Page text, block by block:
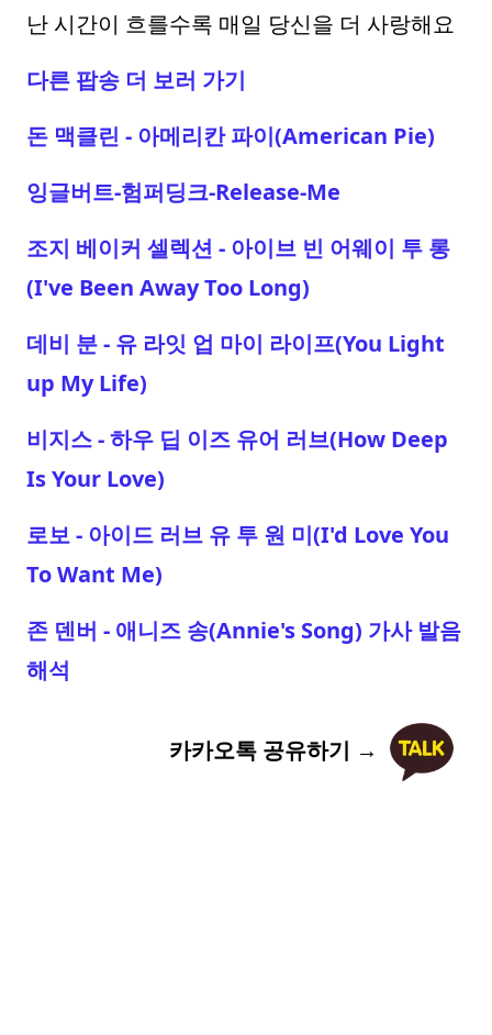
난 시간이 흐를수록 매일 당신을 더 사랑해요
다른 팝송 더 보러 가기
돈 맥클린 - 아메리칸 파이(American Pie)
잉글버트-험퍼딩크-Release-Me
조지 베이커 셀렉션 - 아이브 빈 어웨이 투 롱
(I've Been Away Too Long)
데비 분 - 유 라잇 업 마이 라이프(You Light
up My Life)
비지스 - 하우 딥 이즈 유어 러브(How Deep
Is Your Love)
로보 - 아이드 러브 유 투 원 미(I'd Love You
To Want Me)
존 덴버 - 애니즈 송(Annie's Song) 가사 발음
해석
카카오톡 공유하기 →